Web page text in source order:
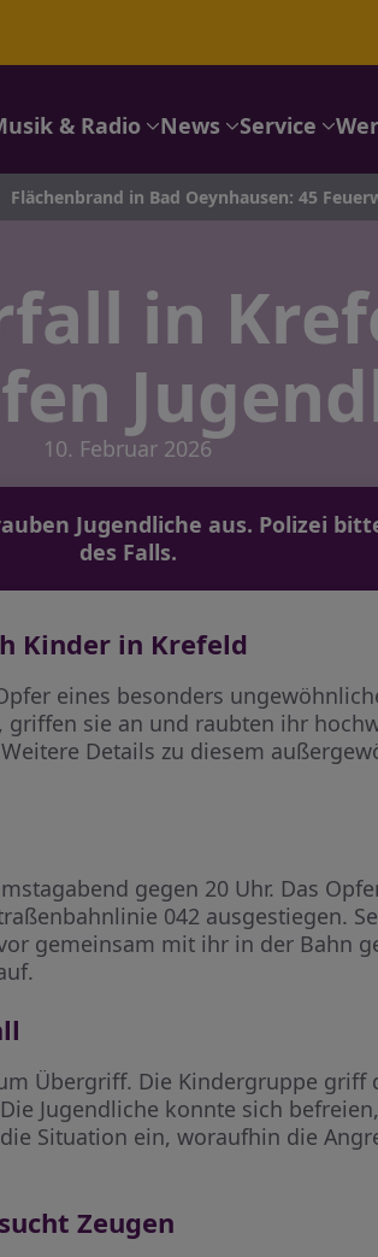
& Radio News Service
in Bad Oeynhausen: 45 Feuerwehrkräfte im
in
10. Februar 2026
Jugendliche aus. Polizei
des Falls.
Kinder in Krefeld
eines besonders
sie an und raubten ihr
Details zu diesem
gegen 20 Uhr. Das
042 ausgestiegen.
gemeinsam mit ihr in der Bahn
Übergriff. Die Kindergruppe griff
Jugendliche konnte sich
Situation ein, woraufhin die
Zeugen